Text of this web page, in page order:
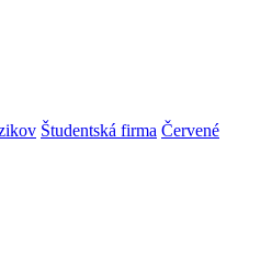
Študentská firma Červené